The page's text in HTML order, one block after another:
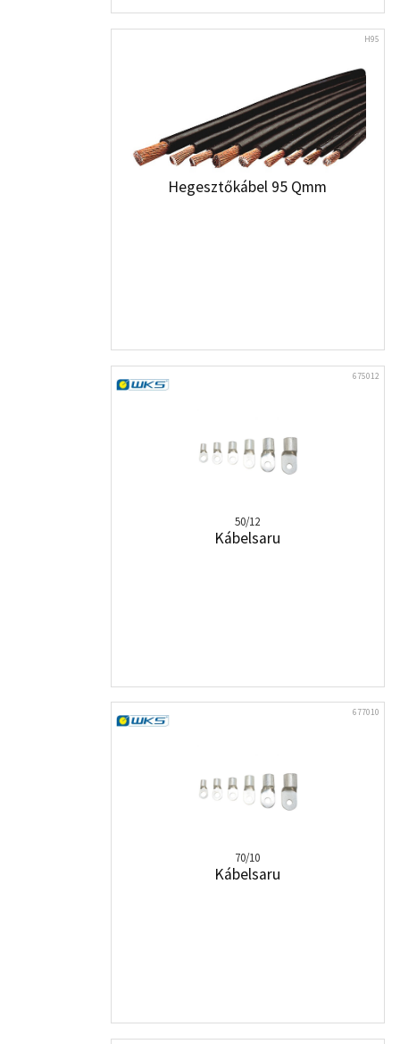
H95
Hegesztőkábel 95 Qmm
675012
50/12
Kábelsaru
677010
70/10
Kábelsaru